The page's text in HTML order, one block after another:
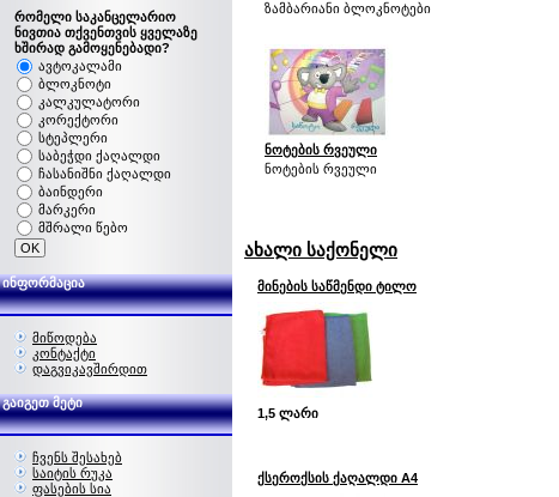
რომელი საკანცელარიო
ნივთია თქვენთვის ყველაზე
ხშირად გამოყენებადი?
ავტოკალამი
ბლოკნოტი
კალკულატორი
კორექტორი
სტეპლერი
საბეჭდი ქაღალდი
ჩასანიშნი ქაღალდი
ბაინდერი
მარკერი
მშრალი წებო
ინფორმაცია
მიწოდება
კონტაქტი
დაგვიკავშირდით
გაიგეთ მეტი
ჩვენს შესახებ
საიტის რუკა
ფასების სია
ზამბარიანი ბლოკნოტები
ნოტების რვეული
ნოტების რვეული
ახალი საქონელი
მინების საწმენდი ტილო
1,5 ლარი
ქსეროქსის ქაღალდი A4